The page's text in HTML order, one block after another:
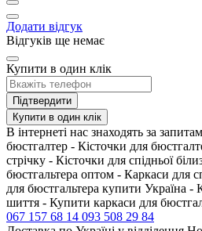
Додати відгук
Відгуків ще немає
Купити в один клік
Підтвердити
Купити в один клік
В інтернеті нас знаходять за
бюстгалтер - Кісточки для
стрічку - Кісточки для спідньої
бюстгальтера оптом - Каркаси для
для бюстгальтера купити Україна -
шиття - Купити каркаси для
067 157 68 14 093 508 29 84